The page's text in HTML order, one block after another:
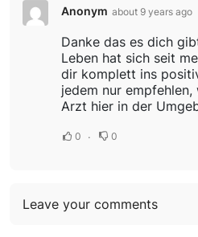
Anonym about 9 years ago
Danke das es dich
Leben hat sich seit
dir komplett ins
jedem nur
Arzt hier in der
0 0
Leave your comments